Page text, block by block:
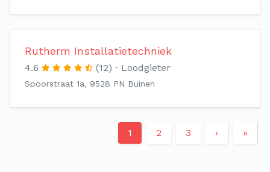
Rutherm Installatietechniek
4.6 (12) Loodgieter
Spoorstraat 1a, 9528 PN Buinen
1 2 3 › »